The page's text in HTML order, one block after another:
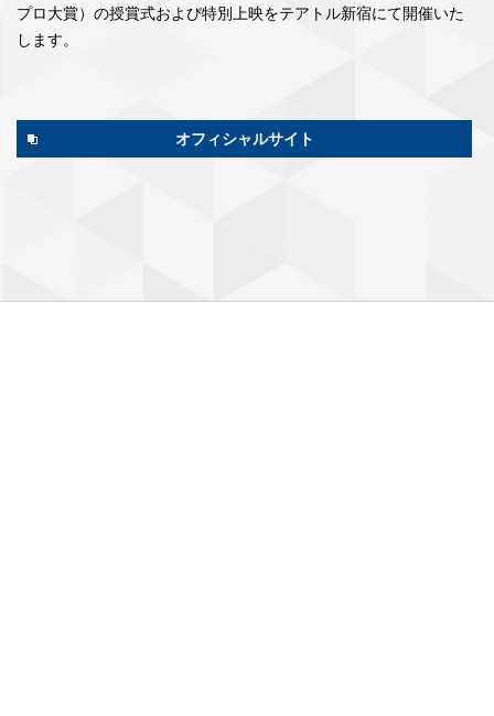
プロ大賞）の授賞式および特別上映をテアトル新宿にて開催いた
します。
オフィシャルサイト